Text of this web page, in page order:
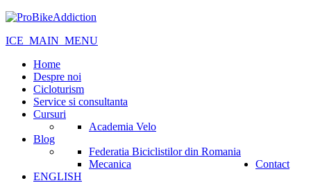
ICE_MAIN_MENU
Home
Despre noi
Cicloturism
Service si consultanta
Cursuri
Academia Velo
Blog
Federatia Biciclistilor din Romania
Mecanica
Contact
ENGLISH